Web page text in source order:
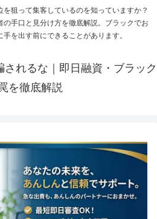
狙って集客しているのを知っていますか？
手口と見分け方を徹底解説。ブラックでお
を出す前にできることがあります。
されるな｜即日融資・ブラック
を徹底解説